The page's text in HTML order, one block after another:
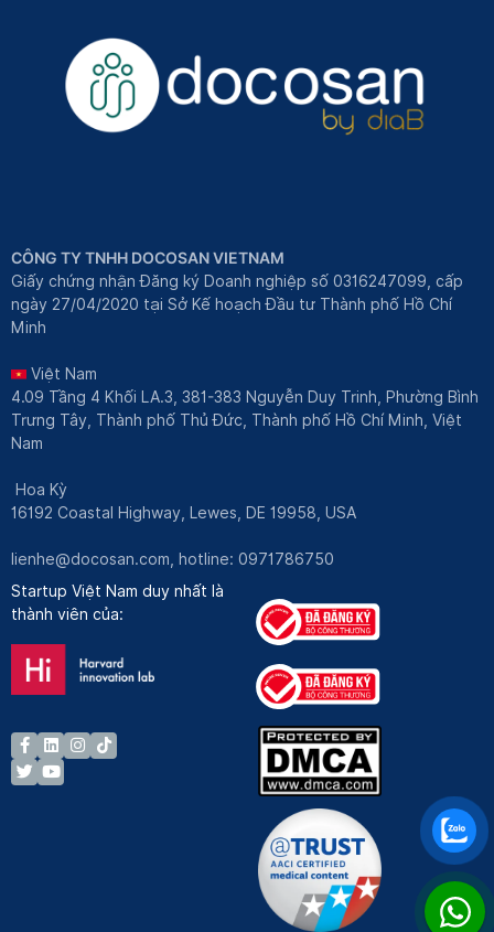
CÔNG TY TNHH DOCOSAN VIETNAM
Giấy chứng nhận Đăng ký Doanh nghiệp số 0316247099, cấp
ngày 27/04/2020 tại Sở Kế hoạch Đầu tư Thành phố Hồ Chí
Minh
Việt Nam
4.09 Tầng 4 Khối LA.3, 381-383 Nguyễn Duy Trinh, Phường Bình
Trưng Tây, Thành phố Thủ Đức, Thành phố Hồ Chí Minh, Việt
Nam
Hoa Kỳ
16192 Coastal Highway, Lewes, DE 19958, USA
lienhe@docosan.com, hotline: 0971786750
Startup Việt Nam duy nhất là
thành viên của: